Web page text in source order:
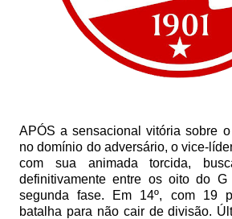
APÓS a sensacional vitória sobre
no domínio do adversário, o vice-
com sua animada torcida,
definitivamente entre os oito do
segunda fase. Em 14º, com 19
batalha para não cair de divisão.